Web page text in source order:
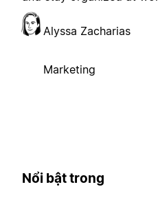
Alyssa Zacharias
Marketing
Nổi bật trong